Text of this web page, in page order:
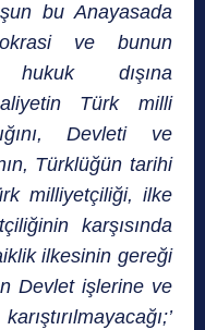
bu Anayasada
ve bunun
hukuk dışına
Türk milli
Devleti ve
Türklüğün tarihi
milliyetçiliği, ilke
karşısında
ilkesinin gereği
Devlet işlerine ve